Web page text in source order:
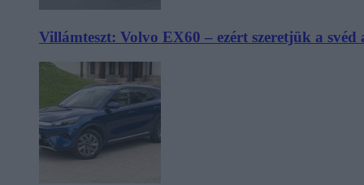
Villámteszt: Volvo EX60 – ezért szeretjük a svéd